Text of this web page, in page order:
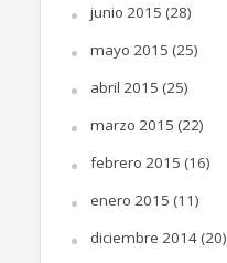
junio 2015 (28)
mayo 2015 (25)
abril 2015 (25)
marzo 2015 (22)
febrero 2015 (16)
enero 2015 (11)
diciembre 2014(20)